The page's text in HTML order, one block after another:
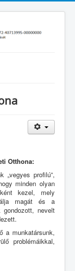
Otthona:
„vegyes profilú”,
minden olyan
kezel, mely
magát és a
nevelt
a munkatársunk,
problémáikkal,